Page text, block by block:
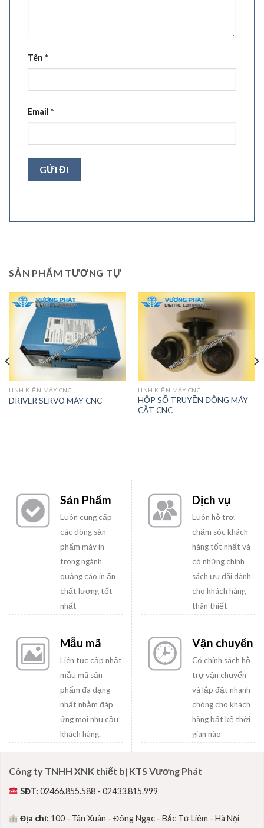
Tên *
Email *
SẢN PHẨM TƯƠNG TỰ
LINH KIỆN MÁY CNC
DRIVER SERVO MÁY CNC
LINH KIỆN MÁY CNC
HỘP SỐ TRUYỀN ĐỘNG MÁY
CẮT CNC
Sản Phẩm
Luôn cung cấp
các dòng sản
phẩm máy in
trong ngành
quảng cáo in ấn
chất lượng tốt
nhất
Dịch vụ
Luôn hỗ trợ,
chăm sóc khách
hàng tốt nhất và
có những chính
sách ưu đãi dành
cho khách hàng
thân thiết
Mẫu mã
Liên tục cập nhật
mẫu mã sản
phẩm đa dạng
nhất nhằm đáp
ứng mọi nhu cầu
khách hàng.
Vận chuyển
Có chính sách hỗ
trợ vận chuyển
và lắp đặt nhanh
chóng cho khách
hàng bất kể thời
gian nào
Công ty TNHH XNK thiết bị KTS Vương Phát
SĐT: 02466.855.588 - 02433.815.999
Địa chỉ: 100 - Tân Xuân - Đông Ngạc - Bắc Từ Liêm - Hà Nội